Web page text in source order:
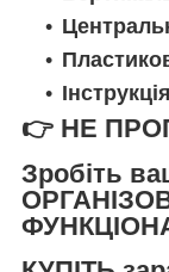
👉 НЕ
Зробіть